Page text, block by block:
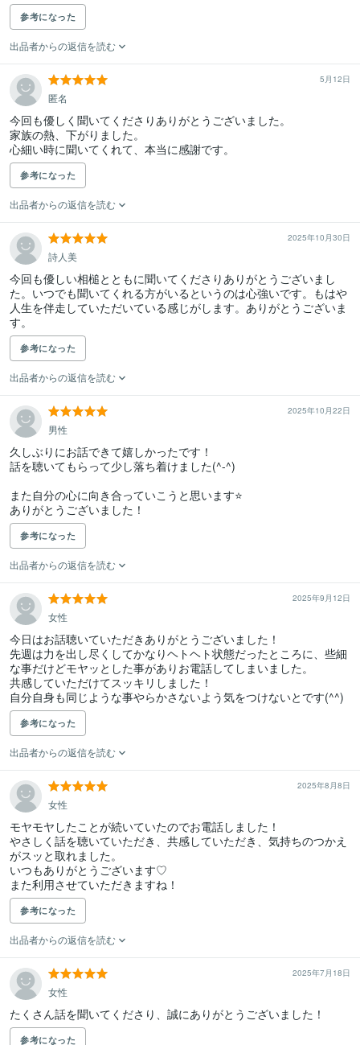
参考になった
出品者からの返信を読む
5月12日
匿名
今回も優しく聞いてくださりありがとうございました。
家族の熱、下がりました。
心細い時に聞いてくれて、本当に感謝です。
参考になった
出品者からの返信を読む
2025年10月30日
詩人美
今回も優しい相槌とともに聞いてくださりありがとうございまし
た。いつでも聞いてくれる方がいるというのは心強いです。もはや
人生を伴走していただいている感じがします。ありがとうございま
す。
参考になった
出品者からの返信を読む
2025年10月22日
男性
久しぶりにお話できて嬉しかったです！
話を聴いてもらって少し落ち着けました(^-^)
また自分の心に向き合っていこうと思います⭐️
ありがとうございました！
参考になった
出品者からの返信を読む
2025年9月12日
女性
今日はお話聴いていただきありがとうございました！
先週は力を出し尽くしてかなりヘトヘト状態だったところに、些細
な事だけどモヤッとした事がありお電話してしまいました。
共感していただけてスッキリしました！
自分自身も同じような事やらかさないよう気をつけないとです(^^)
参考になった
出品者からの返信を読む
2025年8月8日
女性
モヤモヤしたことが続いていたのでお電話しました！
やさしく話を聴いていただき、共感していただき、気持ちのつかえ
がスッと取れました。
いつもありがとうございます♡
また利用させていただきますね！
参考になった
出品者からの返信を読む
2025年7月18日
女性
たくさん話を聞いてくださり、誠にありがとうございました！
参考になった